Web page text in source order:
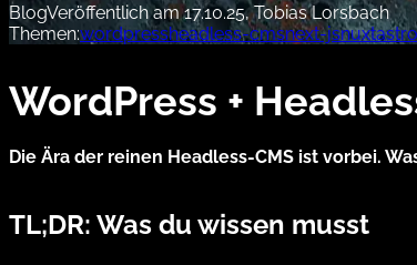
BlogVeröffentlich am 17.10.25, Tobias Lorsbach
Themen:wordpressheadless-cmsnext-jsnuxtastro
WordPress +
Die Ära der reinen Headless-CMS ist vorbei.
TL;DR: Was du wissen musst